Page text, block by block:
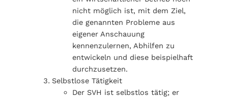
nicht möglich ist, mit dem Ziel,
die genannten Probleme aus
eigener Anschauung
kennenzulernen, Abhilfen zu
entwickeln und diese beispielhaft
durchzusetzen.
Selbstlose Tätigkeit
Der SVH ist selbstlos tätig; er